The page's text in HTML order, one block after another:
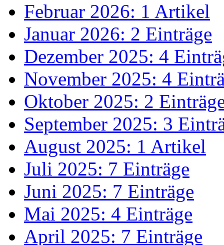
Februar 2026: 1 Artikel
Januar 2026: 2 Einträge
Dezember 2025: 4
November 2025: 4
Oktober 2025: 2
September 2025: 3
August 2025: 1 Artikel
Juli 2025: 7 Einträge
Juni 2025: 7 Einträge
Mai 2025: 4 Einträge
April 2025: 7 Einträge